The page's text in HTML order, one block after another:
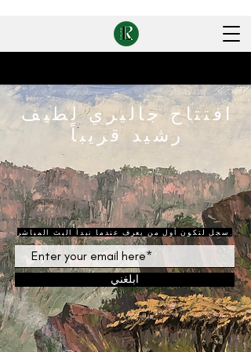
افتتاح جاليري لطيف
رشيد قريباً
سجل لتكون أول من يعرف عندما نبدأ البث المباشر.
ابلغني